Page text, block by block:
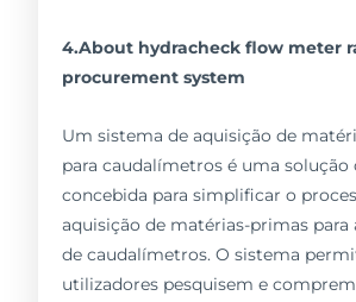
4.About hydracheck flow meter
procurement system
Um sistema de aquisição de
para caudalímetros é uma solução
concebida para simplificar o
aquisição de matérias-primas para
de caudalímetros. O sistema
utilizadores pesquisem e